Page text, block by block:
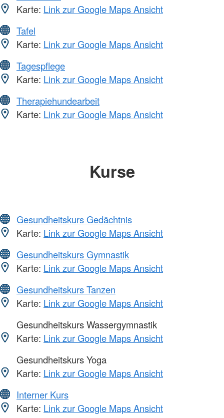
Karte: Link zur Google Maps Ansicht
Tafel
Karte: Link zur Google Maps Ansicht
Tagespflege
Karte: Link zur Google Maps Ansicht
Therapiehundearbeit
Karte: Link zur Google Maps Ansicht
Kurse
Gesundheitskurs Gedächtnis
Karte: Link zur Google Maps Ansicht
Gesundheitskurs Gymnastik
Karte: Link zur Google Maps Ansicht
Gesundheitskurs Tanzen
Karte: Link zur Google Maps Ansicht
Gesundheitskurs Wassergymnastik
Karte: Link zur Google Maps Ansicht
Gesundheitskurs Yoga
Karte: Link zur Google Maps Ansicht
Interner Kurs
Karte: Link zur Google Maps Ansicht